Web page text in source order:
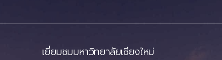
เยี่ยมชมมหาวิทยาลัยเชียงใหม่